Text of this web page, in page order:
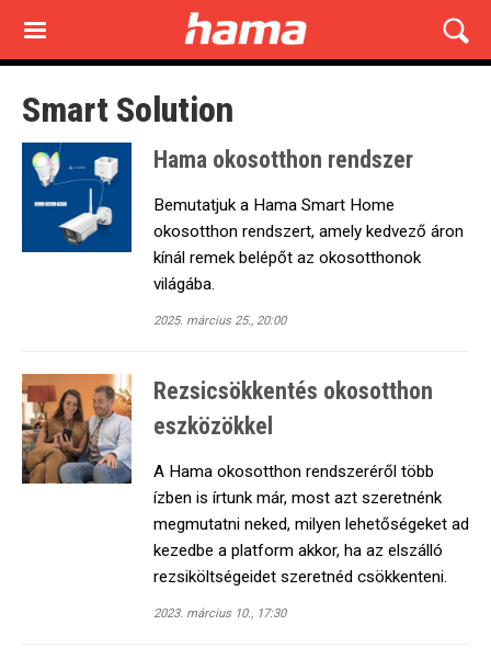
main
Smart Solution
Hama okosotthon rendszer
Bemutatjuk a Hama Smart Home
okosotthon rendszert, amely kedvező áron
kínál remek belépőt az okosotthonok
világába.
2025. március 25., 20:00
Rezsicsökkentés okosotthon
eszközökkel
A Hama okosotthon rendszeréről több
ízben is írtunk már, most azt szeretnénk
megmutatni neked, milyen lehetőségeket ad
kezedbe a platform akkor, ha az elszálló
rezsiköltségeidet szeretnéd csökkenteni.
2023. március 10., 17:30